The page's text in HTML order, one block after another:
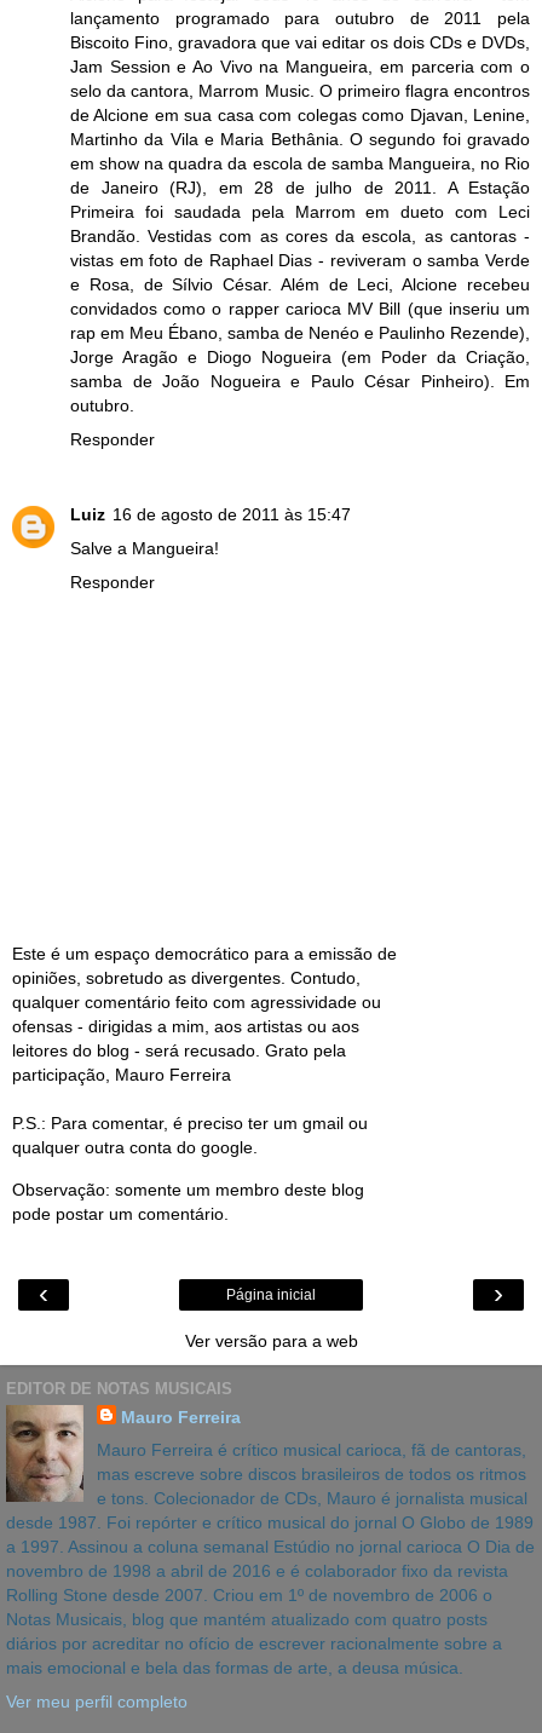
lançamento programado para outubro de 2011 pela
Biscoito Fino, gravadora que vai editar os dois CDs e DVDs,
Jam Session e Ao Vivo na Mangueira, em parceria com o
selo da cantora, Marrom Music. O primeiro flagra encontros
de Alcione em sua casa com colegas como Djavan, Lenine,
Martinho da Vila e Maria Bethânia. O segundo foi gravado
em show na quadra da escola de samba Mangueira, no Rio
de Janeiro (RJ), em 28 de julho de 2011. A Estação
Primeira foi saudada pela Marrom em dueto com Leci
Brandão. Vestidas com as cores da escola, as cantoras -
vistas em foto de Raphael Dias - reviveram o samba Verde
e Rosa, de Sílvio César. Além de Leci, Alcione recebeu
convidados como o rapper carioca MV Bill (que inseriu um
rap em Meu Ébano, samba de Nenéo e Paulinho Rezende),
Jorge Aragão e Diogo Nogueira (em Poder da Criação,
samba de João Nogueira e Paulo César Pinheiro). Em
outubro.
Responder
Luiz 16 de agosto de 2011 às 15:47
Salve a Mangueira!
Responder
Este é um espaço democrático para a emissão de
opiniões, sobretudo as divergentes. Contudo,
qualquer comentário feito com agressividade ou
ofensas - dirigidas a mim, aos artistas ou aos
leitores do blog - será recusado. Grato pela
participação, Mauro Ferreira
P.S.: Para comentar, é preciso ter um gmail ou
qualquer outra conta do google.
Observação: somente um membro deste blog
pode postar um comentário.
‹ ›
Página inicial
Ver versão para a web
EDITOR DE NOTAS MUSICAIS
Mauro Ferreira
Mauro Ferreira é crítico musical carioca, fã de cantoras,
mas escreve sobre discos brasileiros de todos os ritmos
e tons. Colecionador de CDs, Mauro é jornalista musical
desde 1987. Foi repórter e crítico musical do jornal O Globo de 1989
a 1997. Assinou a coluna semanal Estúdio no jornal carioca O Dia de
novembro de 1998 a abril de 2016 e é colaborador fixo da revista
Rolling Stone desde 2007. Criou em 1º de novembro de 2006 o
Notas Musicais, blog que mantém atualizado com quatro posts
diários por acreditar no ofício de escrever racionalmente sobre a
mais emocional e bela das formas de arte, a deusa música.
Ver meu perfil completo